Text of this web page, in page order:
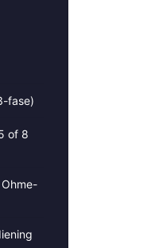
laten installeren?
offerte aan of neem
laadoplossingen
voor laadoplossingen
fase)
of 8